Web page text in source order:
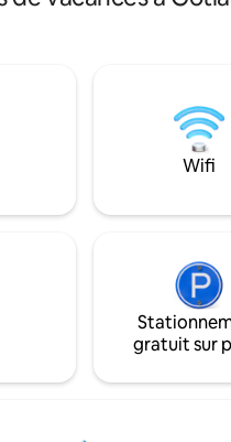
équipée et
location de vélos.
et une épicerie.
naturel avec de
parfait pour le
culturelles, les
d'été). Le logement est
cheminée. Sol en
barbecue.
Wifi
gratuit sur